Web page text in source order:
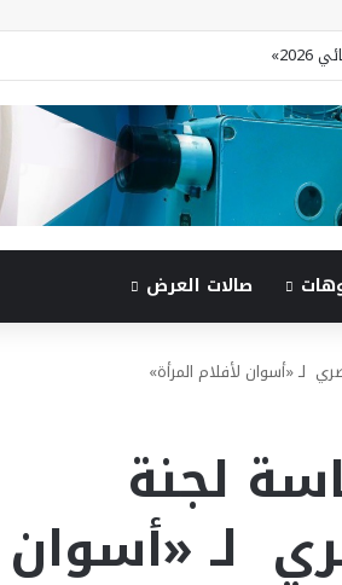
صالات العرض
لـ «أسوان لأفلام المرأة»
لجنة
لـ «أسوان